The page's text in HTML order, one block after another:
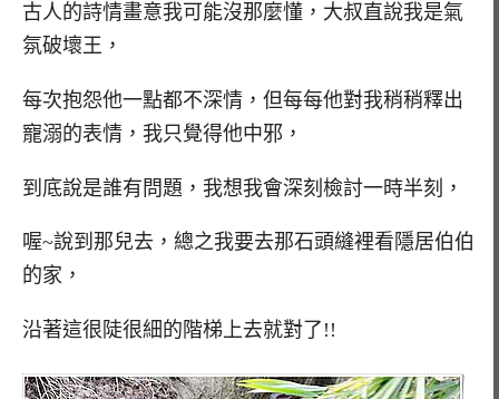
古人的詩情畫意我可能沒那麼懂，大叔直說我是氣
氛破壞王，
每次抱怨他一點都不深情，但每每他對我稍稍釋出
寵溺的表情，我只覺得他中邪，
到底說是誰有問題，我想我會深刻檢討一時半刻，
喔~說到那兒去，總之我要去那石頭縫裡看隱居伯伯
的家，
沿著這很陡很細的階梯上去就對了!!